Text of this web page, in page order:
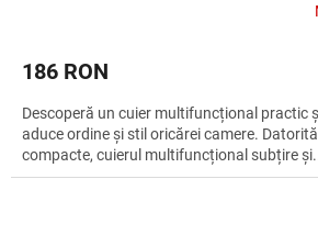
186 RON
Descoperă un cuier multifuncțional practic
aduce ordine și stil oricărei camere.
compacte, cuierul multifuncțional subțire